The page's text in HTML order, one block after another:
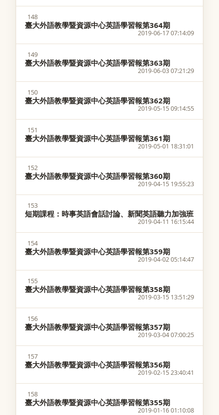
148
臺大外語教學暨資源中心英語學習報第364期
2019-06-17 07:14:09
149
臺大外語教學暨資源中心英語學習報第363期
2019-06-03 07:21:29
150
臺大外語教學暨資源中心英語學習報第362期
2019-05-15 09:14:55
151
臺大外語教學暨資源中心英語學習報第361期
2019-05-01 18:31:01
152
臺大外語教學暨資源中心英語學習報第360期
2019-04-15 19:55:23
153
短期課程：時事英語會話討論、新聞英語聽力加強班
2019-04-11 16:15:44
154
臺大外語教學暨資源中心英語學習報第359期
2019-04-02 05:14:47
155
臺大外語教學暨資源中心英語學習報第358期
2019-03-15 13:51:29
156
臺大外語教學暨資源中心英語學習報第357期
2019-03-04 07:00:25
157
臺大外語教學暨資源中心英語學習報第356期
2019-02-15 23:40:41
158
臺大外語教學暨資源中心英語學習報第355期
2019-01-16 01:10:08